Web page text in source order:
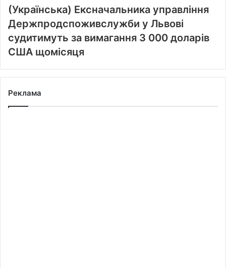
(Українська) Ексначальника управління
Держпродспоживслужби у Львові
судитимуть за вимагання 3 000 доларів
США щомісяця
Реклама